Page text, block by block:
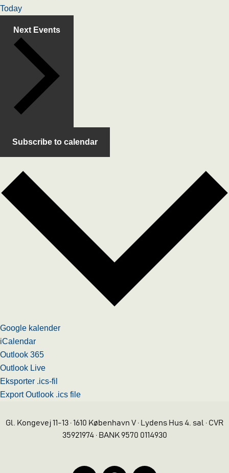
Today
Next Events
Subscribe to calendar
Google kalender
iCalendar
Outlook 365
Outlook Live
Eksporter .ics-fil
Export Outlook .ics file
Gl. Kongevej 11-13 · 1610 København V · Lydens Hus 4. sal · CVR
35921974 · BANK 9570 0114930